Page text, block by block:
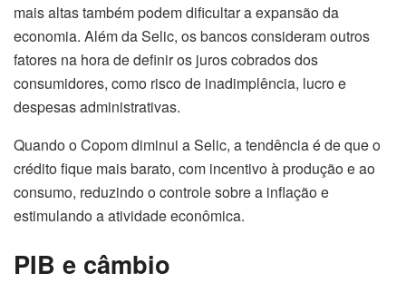
mais altas também podem dificultar a expansão da
economia. Além da Selic, os bancos consideram outros
fatores na hora de definir os juros cobrados dos
consumidores, como risco de inadimplência, lucro e
despesas administrativas.
Quando o Copom diminui a Selic, a tendência é de que o
crédito fique mais barato, com incentivo à produção e ao
consumo, reduzindo o controle sobre a inflação e
estimulando a atividade econômica.
PIB e câmbio